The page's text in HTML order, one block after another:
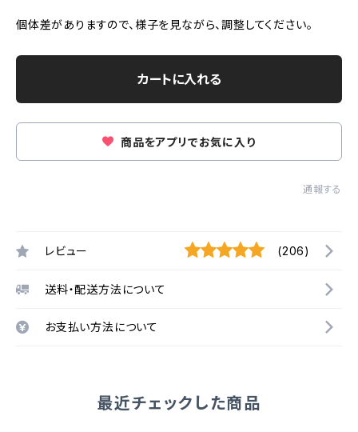
個体差がありますので、様子を見ながら、調整してください。
カートに入れる
商品をアプリでお気に入り
通報する
レビュー (206)
送料・配送方法について
お支払い方法について
最近チェックした商品